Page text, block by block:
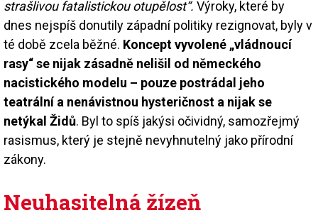
strašlivou fatalistickou otupělost“. Výroky, které by
dnes nejspíš donutily západní politiky rezignovat, byly v
té době zcela běžné. Koncept vyvolené „vládnoucí
rasy“ se nijak zásadně nelišil od německého
nacistického modelu – pouze postrádal jeho
teatrální a nenávistnou hysteričnost a nijak se
netýkal Židů. Byl to spíš jakýsi očividný, samozřejmý
rasismus, který je stejně nevyhnutelný jako přírodní
zákony.
Neuhasitelná žízeň